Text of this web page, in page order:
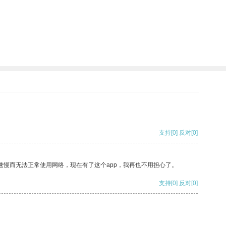
支持[0] 反对[0]
而无法正常使用网络，现在有了这个app，我再也不用担心了。
支持[0] 反对[0]